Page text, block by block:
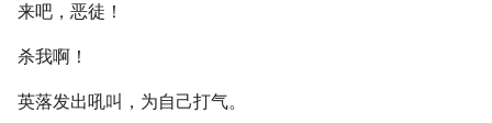
来吧，恶徒！
杀我啊！
英落发出吼叫，为自己打气。